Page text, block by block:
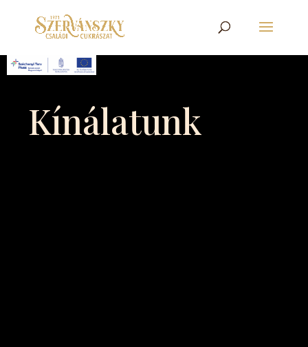
Kínálatunk